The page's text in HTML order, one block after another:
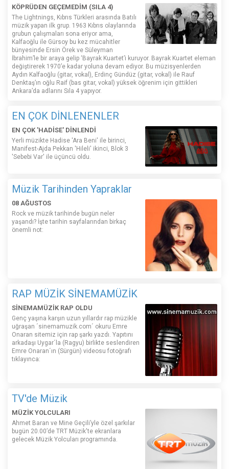
KÖPRÜDEN GEÇEMEDİM (SILA 4)
The Lightnings, Kıbrıs Türkleri arasında Batılı
müzik yapan ilk grup. 1963 Kıbrıs olaylarında
grubun çalışmaları sona eriyor ama,
Kalfaoğlu ile Gürsoy bu kez mücahitler
bünyesinde Ersin Örek ve Süleyman
İbrahim’le bir araya gelip ‘Bayrak Kuartet’i kuruyor. Bayrak Kuartet eleman
değiştirerek 1970’e kadar yoluna devam ediyor. Bu müzisyenlerden
Aydın Kalfaoğlu (gitar, vokal), Erdinç Gündüz (gitar, vokal) ile Rauf
Denktaş’ın oğlu Raif (bas gitar, vokal) yüksek öğrenim için gittikleri
Ankara’da adlarını Sıla 4 yapıyor.
EN ÇOK DİNLENENLER
EN ÇOK 'HADİSE' DİNLENDİ
Yerli müzikte Hadise 'Ara Beni' ile birinci,
Manifest-Ajda Pekkan 'Hileli' ikinci, Blok 3
'Sebebi Var' ile üçüncü oldu.
Müzik Tarihinden Yapraklar
08 AĞUSTOS
Rock ve müzik tarihinde bugün neler
yaşandı? İşte tarihin sayfalarından birkaç
önemli not:
RAP MÜZİK SİNEMAMÜZİK
SİNEMAMÜZİK RAP OLDU
Genç yaşına karşın uzun yıllardır rap müzikle
uğraşan ´sinemamuzik.com´ okuru Emre
Onaran sitemiz için rap şarkı yazdı. Yapıtını
arkadaşı Uygar´la (Ragyu) birlikte seslendiren
Emre Onaran´ın (Sürgün) videosu fotoğrafı
tıklayınca:
TV'de Müzik
MÜZİK YOLCULARI
Ahmet Baran ve Mine Geçili’yle özel şarkılar
bugün 20.00’de TRT Müzik'te ekranlara
gelecek Müzik Yolcuları programında.